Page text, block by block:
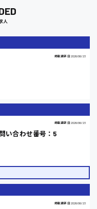
人
掲載更新日 2026/06/23
掲載更新日 2026/06/23
い合わせ番号：5
掲載更新日 2026/06/23